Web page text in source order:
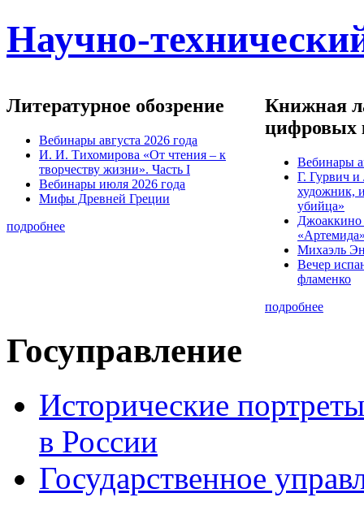
Научно-
Литературное обозрение
Вебинары августа 2026 года
И. И. Тихомирова «От чтения – к
творчеству жизни». Часть I
Вебинары июля 2026 года
Мифы Древней Греции
подробнее
Книжная
цифровых
Вебинары
Г. Гурвич
художник,
убийца»
Михаэль
Вечер
фламенко
подробнее
Госуправление
Исторические
в России
Государственное